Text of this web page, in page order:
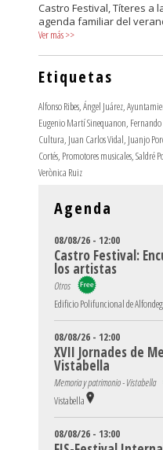
Castro Festival, Títeres a
agenda familiar del
Ver más>>
Etiquetas
Alfonso Ribes,Ángel Juárez,
Eugenio Martí Sinequanon,
Cultura, Juan Carlos Vidal, Juanjo
Cortés, Promotores musicales,Saldré
Verònica Ruiz
Agenda
08/08/26 - 12:00
Castro Festival:
los artistas
Otros
Edificio Polifuncional de
08/08/26 - 12:00
XVII Jornades de
Vistabella
Memoria y patrimonio - Vistabella
Vistabella
08/08/26 - 13:00